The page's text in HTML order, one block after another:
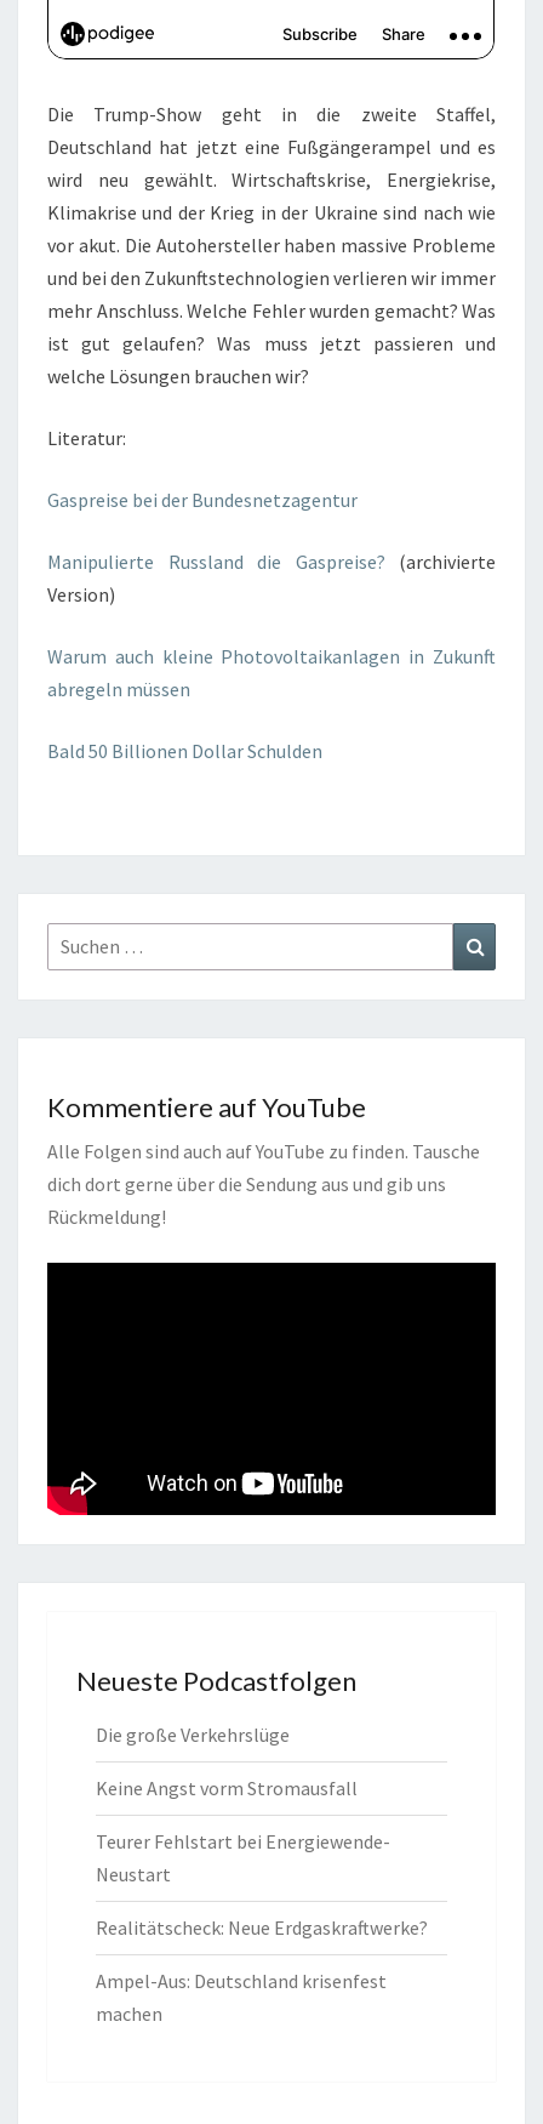
Die Trump-Show geht in die zweite Staffel,
Deutschland hat jetzt eine Fußgängerampel und es
wird neu gewählt. Wirtschaftskrise, Energiekrise,
Klimakrise und der Krieg in der Ukraine sind nach wie
vor akut. Die Autohersteller haben massive Probleme
und bei den Zukunftstechnologien verlieren wir immer
mehr Anschluss. Welche Fehler wurden gemacht? Was
ist gut gelaufen? Was muss jetzt passieren und
welche Lösungen brauchen wir?
Literatur:
Gaspreise bei der Bundesnetzagentur
Manipulierte Russland die Gaspreise? (archivierte
Version)
Warum auch kleine Photovoltaikanlagen in Zukunft
abregeln müssen
Bald 50 Billionen Dollar Schulden
Suchen
nach:
Kommentiere auf YouTube
Alle Folgen sind auch auf YouTube zu finden. Tausche
dich dort gerne über die Sendung aus und gib uns
Rückmeldung!
Neueste Podcastfolgen
Die große Verkehrslüge
Keine Angst vorm Stromausfall
Teurer Fehlstart bei Energiewende-
Neustart
Realitätscheck: Neue Erdgaskraftwerke?
Ampel-Aus: Deutschland krisenfest
machen